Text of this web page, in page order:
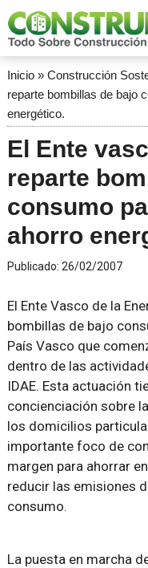
Inicio» Construcción
reparte bombillas de bajo
energético.
El Ente
reparte
consumo
ahorro
Publicado: 26/02/2007
El Ente Vasco de la
bombillas de bajo
País Vasco que
dentro de las
IDAE. Esta actuación
concienciación sobre
los domicilios
importante foco de
margen para ahorrar
reducir las emisiones
consumo.
La puesta en marcha